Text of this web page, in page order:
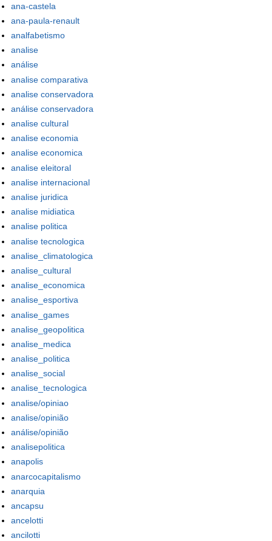
ana-castela
ana-paula-renault
analfabetismo
analise
análise
analise comparativa
analise conservadora
análise conservadora
analise cultural
analise economia
analise economica
analise eleitoral
analise internacional
analise juridica
analise midiatica
analise politica
analise tecnologica
analise_climatologica
analise_cultural
analise_economica
analise_esportiva
analise_games
analise_geopolitica
analise_medica
analise_politica
analise_social
analise_tecnologica
analise/opiniao
analise/opinião
análise/opinião
analisepolitica
anapolis
anarcocapitalismo
anarquia
ancapsu
ancelotti
ancilotti